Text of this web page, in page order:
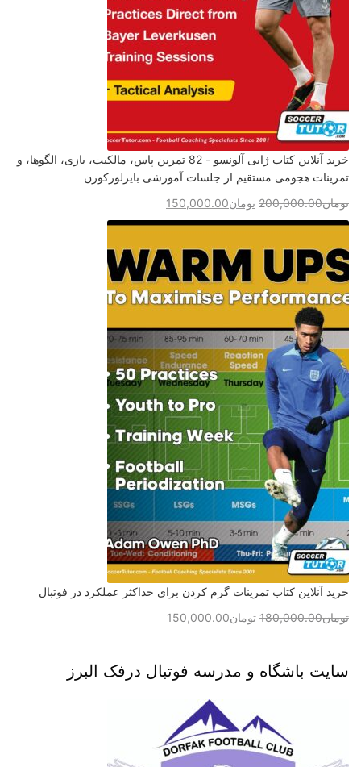
خرید آنلاین کتاب ژابی آلونسو - 82 تمرین پاس، مالکیت، بازی، الگوها، و
تمرینات هجومی مستقیم از جلسات آموزشی بایرلورکوزن
تومان200,000.00 تومان150,000.00
خرید آنلاین کتاب تمرینات گرم کردن برای حداکثر عملکرد در فوتبال
تومان180,000.00 تومان150,000.00
سایت باشگاه و مدرسه فوتبال درفک البرز